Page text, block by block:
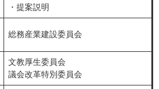
・提案説明
総務産業建設委員会
文教厚生委員会
議会改革特別委員会